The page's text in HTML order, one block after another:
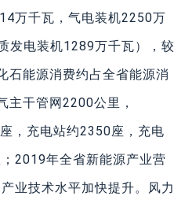
万千瓦，气电装机2250万
发电装机1289万千瓦），较
石能源消费约占全省能源消
主干管网2200公里，
，充电站约2350座，充电
2019年全省新能源产业营
业技术水平加快提升。风力